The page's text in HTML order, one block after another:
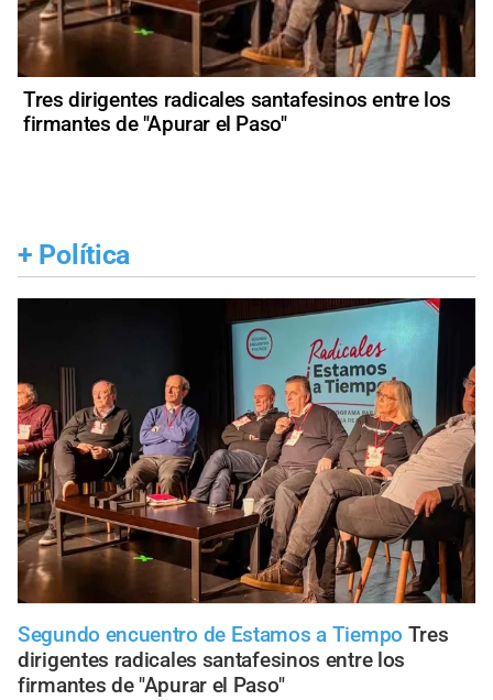
Tres dirigentes radicales santafesinos entre los
firmantes de "Apurar el Paso"
+ Política
Segundo encuentro de Estamos a Tiempo Tres
dirigentes radicales santafesinos entre los
firmantes de "Apurar el Paso"